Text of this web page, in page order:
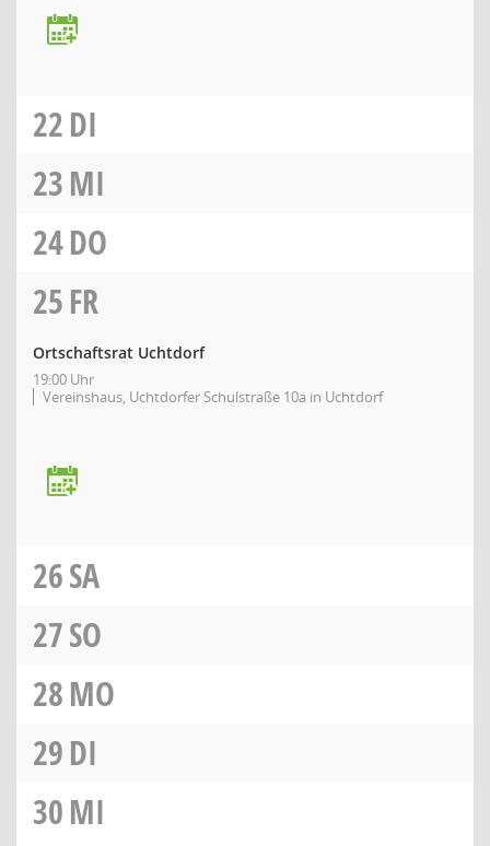
22DI
23MI
24DO
25FR
Ortschaftsrat Uchtdorf
19:00 Uhr
Vereinshaus, Uchtdorfer Schulstraße 10a in Uchtdorf
26SA
27SO
28MO
29DI
30MI